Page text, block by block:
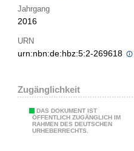
Jahrgang
2016
URN
urn:nbn:de:hbz:5:2-269618
Zugänglichkeit
DAS DOKUMENT IST
ÖFFENTLICH ZUGÄNGLICH IM
RAHMEN DES DEUTSCHEN
URHEBERRECHTS.